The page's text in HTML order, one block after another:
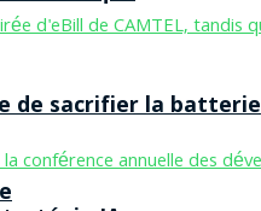
de sacrifier la batterie